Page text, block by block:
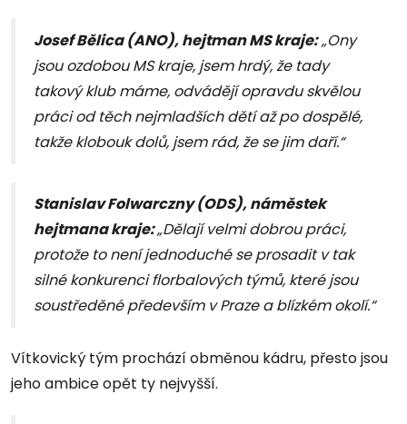
Josef Bělica (ANO), hejtman MS kraje:„Ony
jsou ozdobou MS kraje, jsem hrdý, že tady
takový klub máme, odvádějí opravdu skvělou
práci od těch nejmladších dětí až po dospělé,
takže klobouk dolů, jsem rád, že se jim daří.“
Stanislav Folwarczny (ODS), náměstek
hejtmana kraje:„Dělají velmi dobrou práci,
protože to není jednoduché se prosadit v tak
silné konkurenci florbalových týmů, které jsou
soustředěné především v Praze a blízkém okolí.“
Vítkovický tým prochází obměnou kádru, přesto jsou
jeho ambice opět ty nejvyšší.